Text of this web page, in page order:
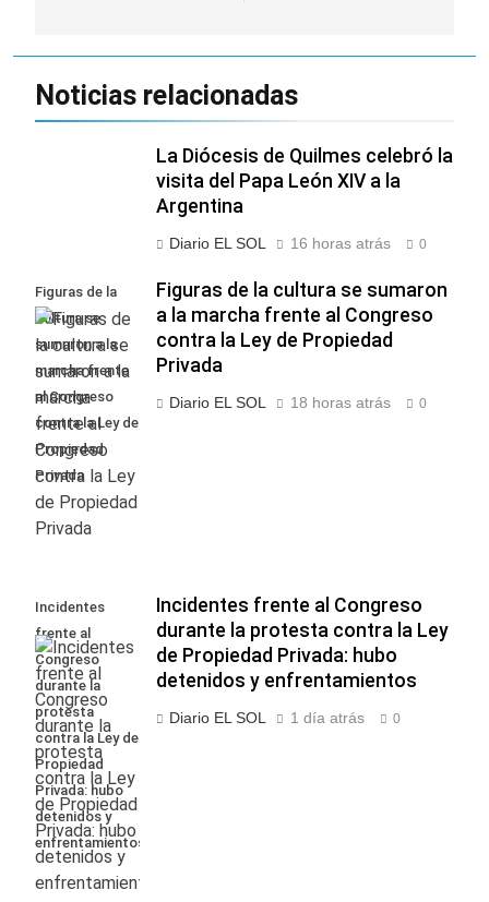
Noticias relacionadas
La Diócesis de Quilmes celebró la
visita del Papa León XIV a la
Argentina
Diario EL SOL 16 horas atrás 0
Figuras de la
cultura se
sumaron a la
marcha frente
al Congreso
contra la Ley de
Propiedad
Privada
Figuras de la cultura se sumaron
a la marcha frente al Congreso
contra la Ley de Propiedad
Privada
Diario EL SOL 18 horas atrás 0
Incidentes
frente al
Congreso
durante la
protesta
contra la Ley de
Propiedad
Privada: hubo
detenidos y
enfrentamientos
Incidentes frente al Congreso
durante la protesta contra la Ley
de Propiedad Privada: hubo
detenidos y enfrentamientos
Diario EL SOL 1 día atrás 0